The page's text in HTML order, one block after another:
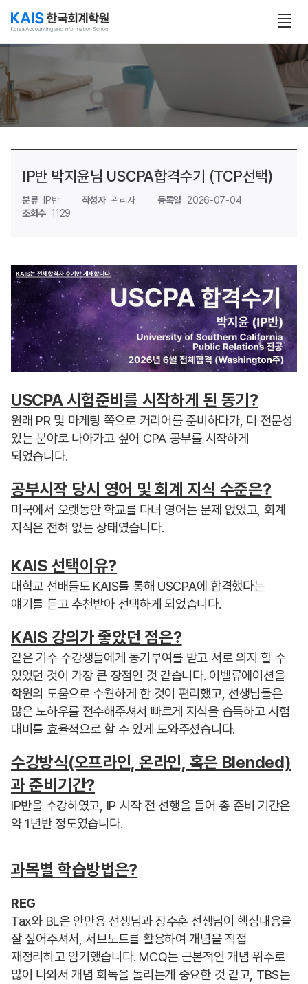
전
보
IP반 박지윤님 USCPA합격수기 (TCP선택)
분류 IP반 작성자 관리자 등록일
2026-07-04
조회수 1129
USCPA 시험준비를 시작하게 된 동기?
원래 PR 및 마케팅 쪽으로 커리어를 준비하다가, 더 전문성
있는 분야로 나아가고 싶어 CPA 공부를 시작하게
되었습니다.
공부시작 당시 영어 및 회계 지식 수준은?
미국에서 오랫동안 학교를 다녀 영어는 문제 없었고, 회계
지식은 전혀 없는 상태였습니다.
KAIS 선택이유?
대학교 선배들도 KAIS를 통해 USCPA에 합격했다는
얘기를 듣고 추천받아 선택하게 되었습니다.
KAIS 강의가 좋았던 점은?
같은 기수 수강생들에게 동기부여를 받고 서로 의지 할 수
있었던 것이 가장 큰 장점인 것 같습니다. 이벨류에이션을
학원의 도움으로 수월하게 한 것이 편리했고, 선생님들은
많은 노하우를 전수해주셔서 빠르게 지식을 습득하고 시험
대비를 효율적으로 할 수 있게 도와주셨습니다.
수강방식(오프라인, 온라인, 혹은 Blended)
과 준비기간?
IP반을 수강하였고, IP 시작 전 선행을 들어 총 준비 기간은
약 1년반 정도였습니다.
과목별 학습방법은?
REG
Tax와 BL은 안만용 선생님과 장수훈 선생님이 핵심내용을
잘 짚어주셔서, 서브노트를 활용하여 개념을 직접
재정리하고 암기했습니다. MCQ는 근본적인 개념 위주로
많이 나와서 개념 회독을 돌리는게 중요한 것 같고, TBS는